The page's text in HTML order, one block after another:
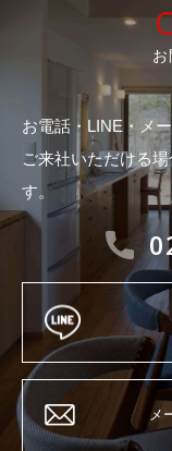
お電話・LINE・メ
ご来社いただける
す。
メ